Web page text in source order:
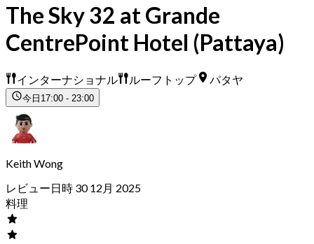
The Sky 32 at Grande
CentrePoint Hotel (Pattaya)
インターナショナル ルーフトップ パタヤ
今日 17:00 - 23:00
Keith Wong
レビュー日時 30 12月 2025
料理